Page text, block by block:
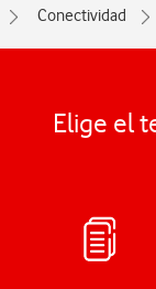
Conectividad
Elige el